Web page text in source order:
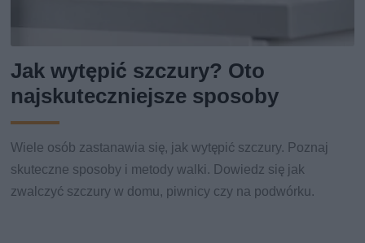
Jak wytępić szczury? Oto
najskuteczniejsze sposoby
Wiele osób zastanawia się, jak wytępić szczury. Poznaj
skuteczne sposoby i metody walki. Dowiedz się jak
zwalczyć szczury w domu, piwnicy czy na podwórku.